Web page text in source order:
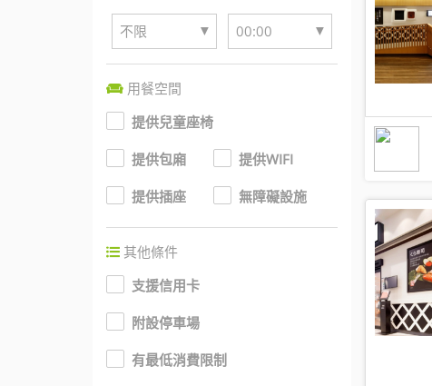
不限 ▼ 00:00 ▼
用餐空間
提供兒童座椅
提供包廂 提供WIFI
提供插座 無障礙設施
其他條件
支援信用卡
附設停車場
有最低消費限制